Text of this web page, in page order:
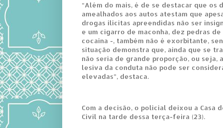
“Além do mais, é de se destacar que os
amealhados aos autos atestam que
drogas ilícitas apreendidas não ser
e um cigarro de maconha, dez pedras
cocaína -, também não é exorbitante,
situação demonstra que, ainda que se
não seria de grande proporção, ou seja,
lesiva da conduta não pode ser
elevadas”, destaca.
Com a decisão, o policial deixou a Casa
Civil na tarde dessa terça-feira (23).